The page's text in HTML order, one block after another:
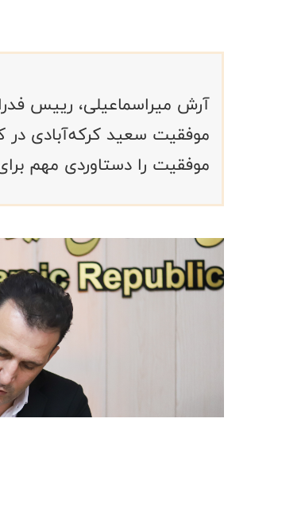
آرش میراسماعیلی، رییس
موفقیت را دستاوردی مهم